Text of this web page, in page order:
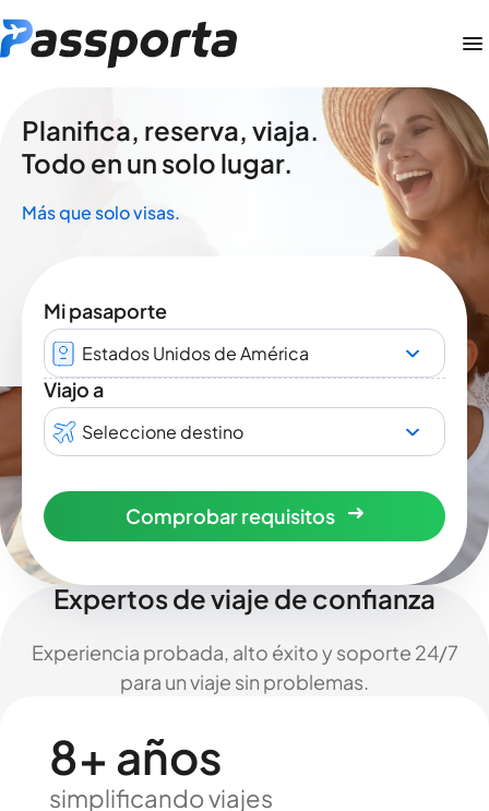
Planifica, reserva, viaja.
Todo en un solo lugar.
Más que solo visas.
Mi pasaporte
Estados Unidos de América
Viajo a
Seleccione destino
Comprobar requisitos
Expertos de viaje de confianza
Experiencia probada, alto éxito y soporte 24/7
para un viaje sin problemas.
8+ años
simplificando viajes